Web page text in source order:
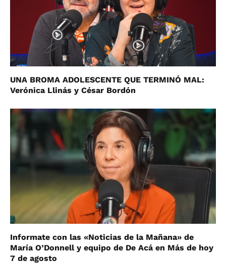
UNA BROMA ADOLESCENTE QUE TERMINÓ MAL:
Verónica Llinás y César Bordón
Informate con las «Noticias de la Mañana» de
María O’Donnell y equipo de De Acá en Más de hoy
7 de agosto